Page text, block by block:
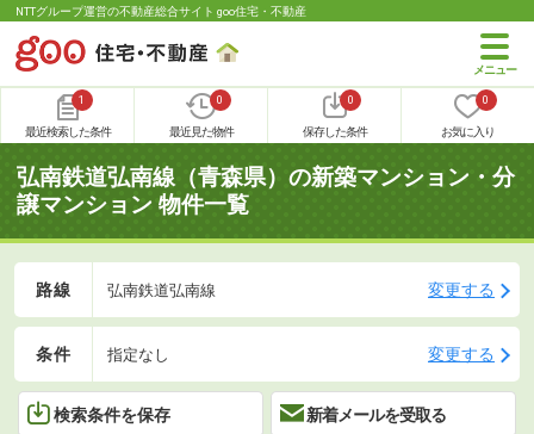
NTTグループ運営の不動産総合サイト goo住宅・不動産
1
最近検索した条件
0
最近見た物件
0
保存した条件
0
お気に入り
弘南鉄道弘南線（青森県）の新築マンション・分
譲マンション 物件一覧
路線 弘南鉄道弘南線 変更する
条件 指定なし 変更する
検索条件を保存 新着メールを受取る